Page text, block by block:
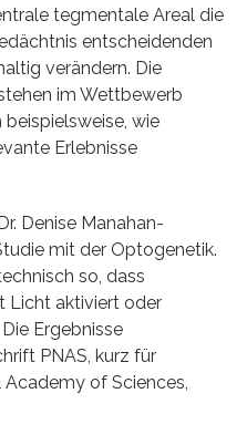
tegmentale Areal die
entscheidenden
verändern. Die
im Wettbewerb
wie
Erlebnisse
Denise Manahan-
mit der Optogenetik.
so, dass
Licht aktiviert oder
Ergebnisse
PNAS, kurz für
of Sciences,